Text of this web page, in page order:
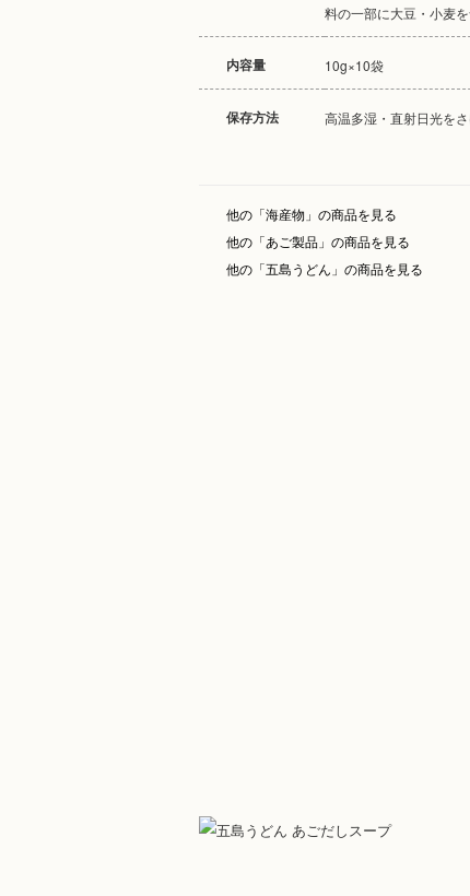
料の一部に大豆・小麦を
内容量 10g×10袋
保存方法 高温多湿・直射日光を
他の「海産物」の商品を見る
他の「あご製品」の商品を見る
他の「五島うどん」の商品を見る